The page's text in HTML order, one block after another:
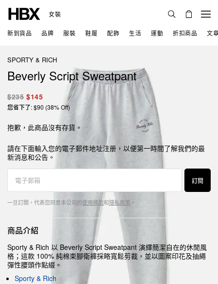
女裝
新到貨品 品牌 服裝 鞋履 配飾 生活 運動 折扣商品 文
SPORTY & RICH
Beverly Script Sweatpant
$235 $145
您省下了: $90 (38% Off)
抱歉，此商品沒有存貨。
請在下面輸入您的電子郵件地址注册，以便第一時間了解我們的最
新消息和公告。
訂閱
一旦訂閱，代表您同意本公司的使用條款和隱私政策 。
商品介紹
Sporty & Rich 以 Beverly Script Sweatpant 演繹簡潔自在的休閒風
格；這款 100% 純棉束腳衛褲採略寬鬆剪裁，並以圖案印花及抽繩
彈性腰頭作點綴。
Sporty & Rich